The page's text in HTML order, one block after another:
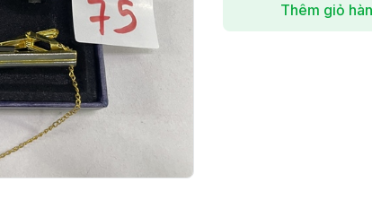
Thêm giỏ